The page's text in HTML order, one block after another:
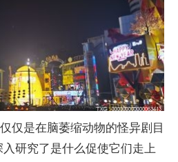
仅是在脑萎缩动物的怪异剧目
研究了是什么促使它们走上